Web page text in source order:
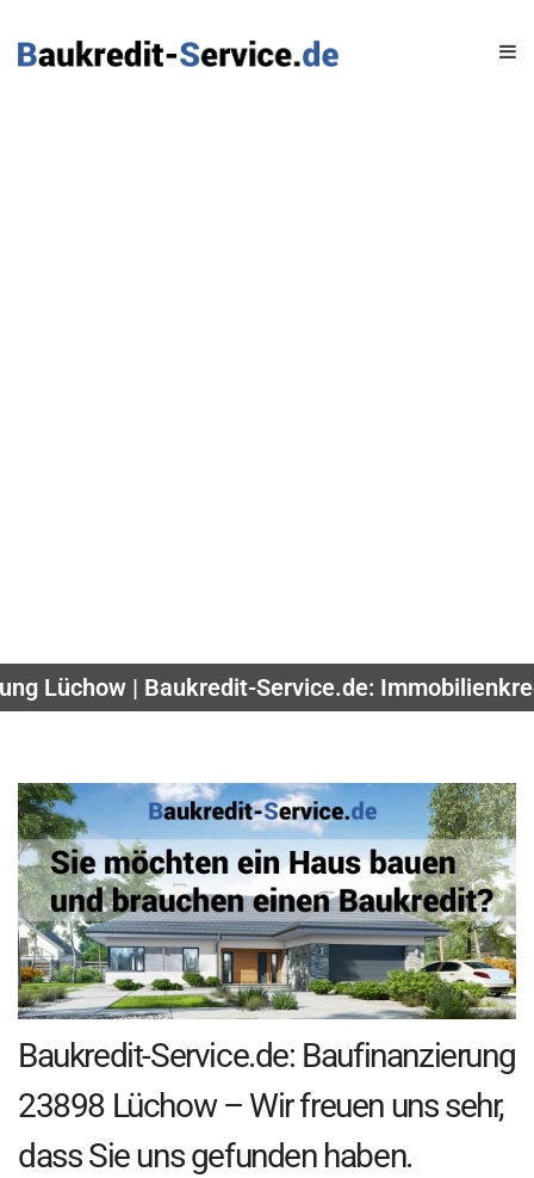
Lüchow | Baukredit-Service.de:
Baukredit-Service.de: Baufinanzierung
23898 Lüchow – Wir freuen uns sehr,
dass Sie uns gefunden haben.